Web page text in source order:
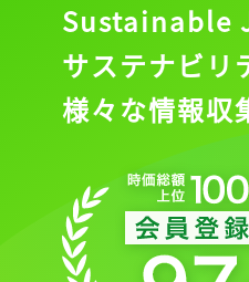
Sustainable
サステナビリ
様々な情報収